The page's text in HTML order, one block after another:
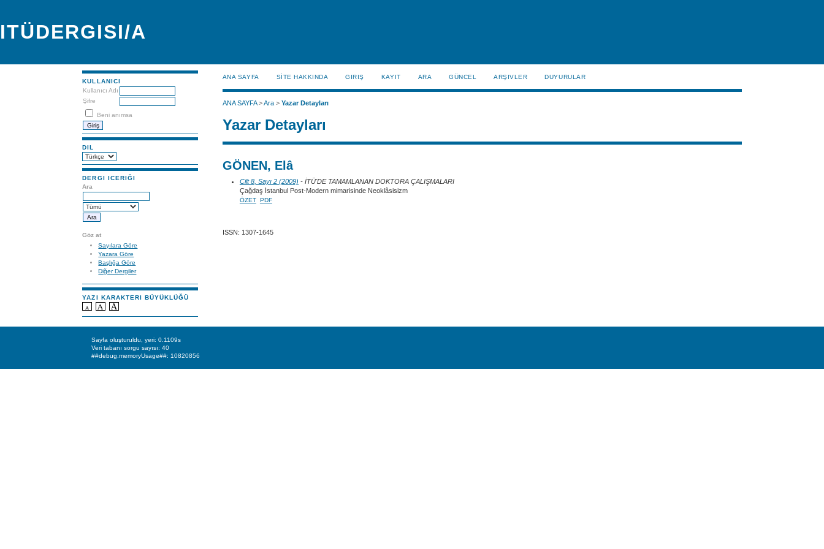
ITÜDERGISI/A
KULLANICI
Kullanıcı Adı
Şifre
Beni anımsa
DIL
DERGI ICERIĞI
Ara
Göz at
Sayılara Göre
Yazara Göre
Başlığa Göre
Diğer Dergiler
YAZI KARAKTERI BÜYÜKLÜĞÜ
ANA SAYFA SİTE HAKKINDA GIRIŞ KAYIT ARA GÜNCEL ARŞIVLER DUYURULAR
ANA SAYFA>Ara> Yazar Detayları
Yazar Detayları
GÖNEN, Elâ
Cilt 8, Sayı 2 (2009) - İTÜ'DE TAMAMLANAN DOKTORA ÇALIŞMALARI
Çağdaş İstanbul Post-Modern mimarisinde Neoklâsisizm
ÖZET PDF
ISSN: 1307-1645
Sayfa oluşturuldu, yeri: 0.1109s
Veri tabanı sorgu sayısı: 40
##debug.memoryUsage##: 10820856